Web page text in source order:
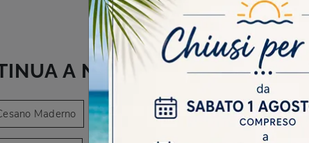
A NAVIGARE
Maderno Negozio di poltroncine da giardino a Desio